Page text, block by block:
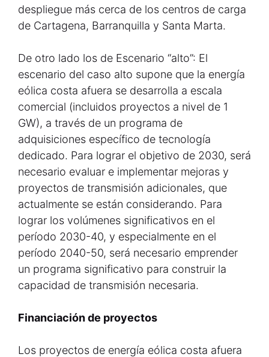
despliegue más cerca de los centros de carga
de Cartagena, Barranquilla y Santa Marta.
De otro lado los de Escenario “alto”: El
escenario del caso alto supone que la energía
eólica costa afuera se desarrolla a escala
comercial (incluidos proyectos a nivel de 1
GW), a través de un programa de
adquisiciones específico de tecnología
dedicado. Para lograr el objetivo de 2030, será
necesario evaluar e implementar mejoras y
proyectos de transmisión adicionales, que
actualmente se están considerando. Para
lograr los volúmenes significativos en el
período 2030-40, y especialmente en el
período 2040-50, será necesario emprender
un programa significativo para construir la
capacidad de transmisión necesaria.
Financiación de proyectos
Los proyectos de energía eólica costa afuera